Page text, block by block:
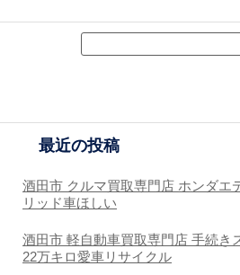
最近の投稿
酒田市 クルマ買取専門店 ホンダエ
リッド車ほしい
酒田市 軽自動車買取専門店 手続き
22万キロ愛車リサイクル